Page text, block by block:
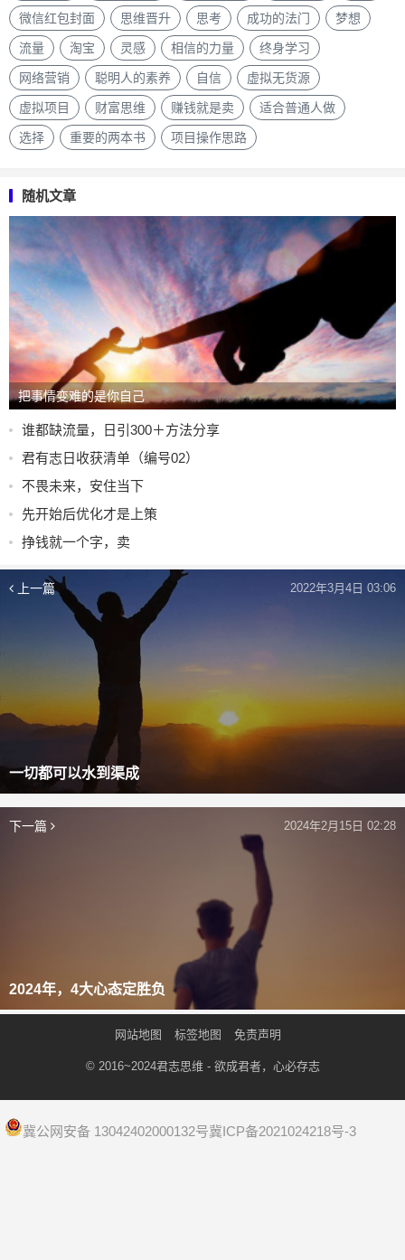
微信红包封面 思维晋升 思考 成功的法门 梦想
流量 淘宝 灵感 相信的力量 终身学习
网络营销 聪明人的素养 自信 虚拟无货源
虚拟项目 财富思维 赚钱就是卖 适合普通人做
选择 重要的两本书 项目操作思路
随机文章
把事情变难的是你自己
谁都缺流量，日引300＋方法分享
君有志日收获清单（编号02）
不畏未来，安住当下
先开始后优化才是上策
挣钱就一个字，卖
上一篇
一切都可以水到渠成
2022年3月4日 03:06
下一篇
2024年，4大心态定胜负
2024年2月15日 02:28
网站地图 标签地图 免责声明
© 2016~2024君志思维- 欲成君者，心必存志
冀公网安备 13042402000132号冀ICP备2021024218号-3